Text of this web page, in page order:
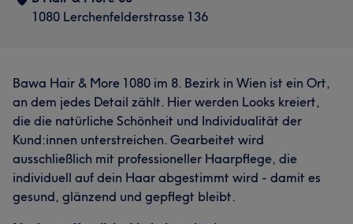
1080 Lerchenfelderstrasse 136
Bawa Hair & More 1080 im 8. Bezirk in Wien ist ein Ort,
an dem jedes Detail zählt. Hier werden Looks kreiert,
die die natürliche Schönheit und Individualität der
Kund:innen unterstreichen. Gearbeitet wird
ausschließlich mit professioneller Haarpflege, die
individuell auf dein Haar abgestimmt wird - damit es
gesund, glänzend und gepflegt bleibt.